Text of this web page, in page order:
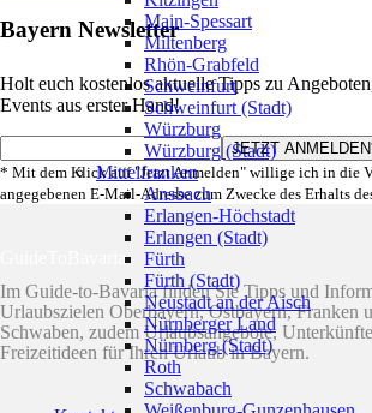
Bayern Newsletter
Holt euch kostenlos aktuelle Tipps zu
Events aus erster Hand!
* Mit dem Klick auf "Jetzt Anmelden" willige ich in die
angegebenen E-Mail-Adresse zum Zwecke des Erhalts
GuideToBavaria
Im Guide-to-Bavaria finden Sie Tipps und
Urlaubszielen Oberbayern, Ostbayern, Franken
Schwaben, zudem Urlaubsangebote,
Freizeitideen für Ihren Urlaub in Bayern.
Main-Spessart
Miltenberg
Rhön-Grabfeld
Schweinfurt
Schweinfurt (Stadt)
Würzburg
Würzburg (Stadt)
Mittelfranken
Ansbach
Erlangen-Höchstadt
Erlangen (Stadt)
Fürth
Fürth (Stadt)
Neustadt an der Aisch
Nürnberger Land
Nürnberg (Stadt)
Roth
Schwabach